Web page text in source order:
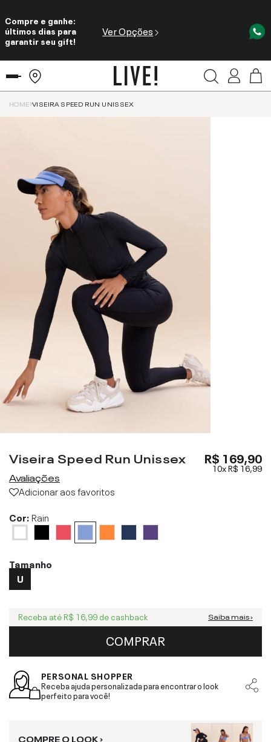
Compre e ganhe:
últimos dias para
garantir seu gift!
Ver Opções
HOME VISEIRA SPEED RUN UNISSEX
Viseira Speed Run Unissex
Avaliações
Adicionar aos favoritos
R$ 169,90
10xR$ 16,99
Cor:Rain
Tamanho
U
Receba até R$ 16,99 de cashback Saiba mais ›
COMPRAR
PERSONAL SHOPPER
Receba ajuda personalizada para encontrar o look
perfeito para você!
COMPRE O LOOK ›